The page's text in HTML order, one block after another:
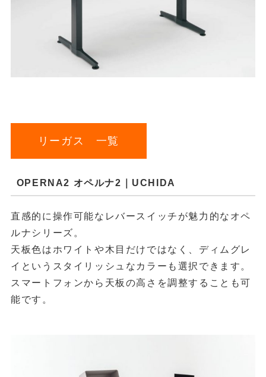
リーガス 一覧
OPERNA2 オペルナ2｜UCHIDA
直感的に操作可能なレバースイッチが魅力的なオペ
ルナシリーズ。
天板色はホワイトや木目だけではなく、ディムグレ
イというスタイリッシュなカラーも選択できます。
スマートフォンから天板の高さを調整することも可
能です。